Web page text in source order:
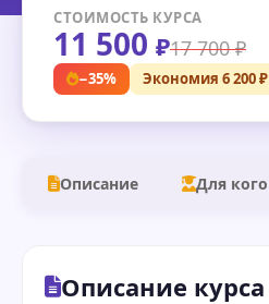
СТОИМОСТЬ КУРСА
11 500 ₽17 700 ₽
−35% Экономия 6 200 ₽
Описание Для кого
Описание курса